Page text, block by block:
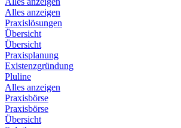
Alles anzeigen
Praxislösungen
Übersicht
Übersicht
Praxisplanung
Existenzgründung
Pluline
Alles anzeigen
Praxisbörse
Praxisbörse
Übersicht